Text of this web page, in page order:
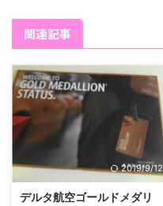
関連記事
2019/9/12
デルタ航空ゴールドメダリ